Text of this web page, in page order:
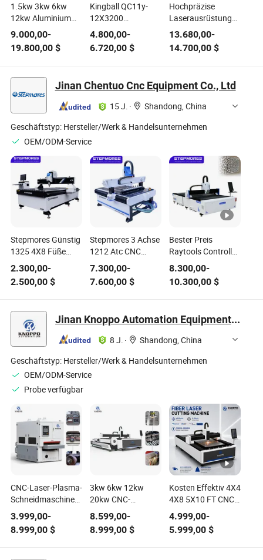
1.5kw 3kw 6kw
12kw Aluminium
Edelstahl Eisen
Blech Metallgravur
Präzision
Automatischer
Stanzwechsel Tisch
CNC Hydraulische
Faserlaser
Schneidemaschine
9.000,00-
19.800,00 $
Kingball QC11y-
12X3200
Gebrauchte
Maschinen E21s
Steuerblätter Metall
Schwingschneider
Laserschneidemaschine
Hydraulische
Guillotine
Schneidemaschine
4.800,00-
6.720,00$
Hochpräzise
Laserausrüstung
2000W/3000W
Max Automatische
Blech CNC Quelle
Ausrüstung
Faserlaser
Schneidemaschine
Aluminium Kupfer
Messing
13.680,00-
14.700,00$
Jinan Chentuo Cnc Equipment Co., Ltd
15 J. ·
Shandong, China
Geschäftstyp: Hersteller/Werk & Handelsunternehmen
OEM/ODM-Service
Stepmores Günstig
1325 4X8 Füße
MDF Holz
Kunststoff
Schnitzen
Gravieren
Schneiden CNC
Router Maschine
mit CE-Zertifikat
2.300,00-
2.500,00 $
Stepmores 3 Achse
1212 Atc CNC
Router Schneiden
Gravieren Fräsen
Maschine 3D
Bearbeitung mit
für Holz
7.300,00-
7.600,00$
Bester Preis
Raytools Controller
1530 1500W 2kw
3kw 6kw 12kw Mild
Edelstahl
Aluminium Kupfer
Blechbearbeitung
Schneidemaschine
8.300,00-
10.300,00$
Jinan Knoppo Automation Equipment Co., Ltd.
8 J. ·
Shandong, China
Geschäftstyp: Hersteller/Werk & Handelsunternehmen
OEM/ODM-Service
Probe verfügbar
CNC-Laser-Plasma-
Schneidmaschine
zur Entgratung von
Metallblechteilen
3.999,00-
8.999,00 $
3kw 6kw 12kw
20kw CNC-
Faserlaser-
Schneidemaschine
1500W 2000W
3000W 6000W für
8.599,00-
8.999,00$
Kosten Effektiv 4X4
4X8 5X10 FT CNC
Faserlaser
Schneidemaschine
3kw 3000W 6000W
Metallblech
4.999,00-
5.999,00$